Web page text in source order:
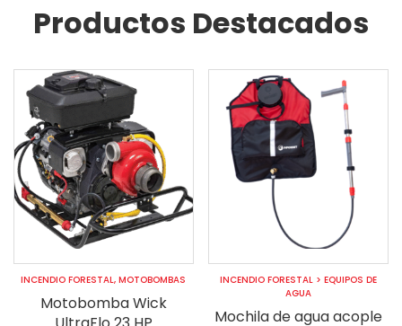
Productos Destacados
INCENDIO FORESTAL,MOTOBOMBAS
Motobomba Wick
INCENDIO FORESTAL >EQUIPOS DE
AGUA
Mochila de agua acople